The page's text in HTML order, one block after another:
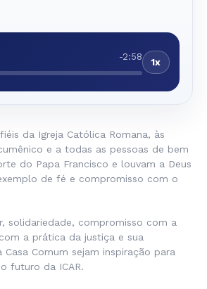
-2:58 1x
da Igreja Católica Romana, às
e a todas as pessoas de bem
do Papa Francisco e louvam a Deus
de fé e compromisso com o
solidariedade, compromisso com a
a prática da justiça e sua
Comum sejam inspiração para
futuro da ICAR.